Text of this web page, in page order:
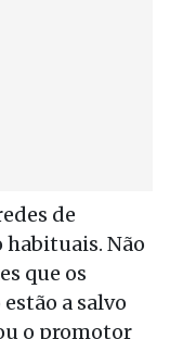
de
Não
que os
a salvo
o promotor